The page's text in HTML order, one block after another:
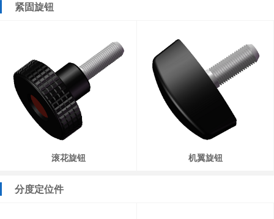
紧固旋钮
滚花旋钮 机翼旋钮
分度定位件